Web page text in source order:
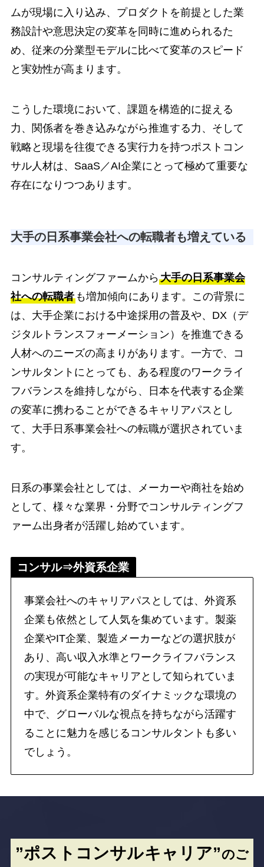
ムが現場に入り込み、プロダクトを前提とした業
務設計や意思決定の変革を同時に進められるた
め、従来の分業型モデルに比べて変革のスピード
と実効性が高まります。
こうした環境において、課題を構造的に捉える
力、関係者を巻き込みながら推進する力、そして
戦略と現場を往復できる実行力を持つポストコン
サル人材は、SaaS／AI企業にとって極めて重要な
存在になりつつあります。
大手の日系事業会社への転職者も増えている
コンサルティングファームから大手の日系事業会
社への転職者も増加傾向にあります。この背景に
は、大手企業における中途採用の普及や、DX（デ
ジタルトランスフォーメーション）を推進できる
人材へのニーズの高まりがあります。一方で、コ
ンサルタントにとっても、ある程度のワークライ
フバランスを維持しながら、日本を代表する企業
の変革に携わることができるキャリアパスとし
て、大手日系事業会社への転職が選択されていま
す。
日系の事業会社としては、メーカーや商社を始め
として、様々な業界・分野でコンサルティングフ
ァーム出身者が活躍し始めています。
コンサル⇒外資系企業
事業会社へのキャリアパスとしては、外資系
企業も依然として人気を集めています。製薬
企業やIT企業、製造メーカーなどの選択肢が
あり、高い収入水準とワークライフバランス
の実現が可能なキャリアとして知られていま
す。外資系企業特有のダイナミックな環境の
中で、グローバルな視点を持ちながら活躍す
ることに魅力を感じるコンサルタントも多い
でしょう。
”ポストコンサルキャリア”のご